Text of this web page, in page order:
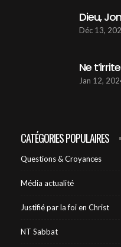
Dieu,
Déc 13,
Ne
Jan 12,
CATÉGORIES POPULAIRES
Questions & Croyances
Média actualité
Justifié par la foi en Christ
NT Sabbat